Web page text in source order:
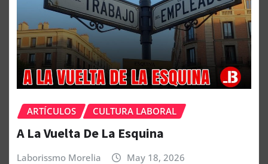
ARTÍCULOS CULTURA LABORAL
A La Vuelta De La Esquina
Laborissmo Morelia May 18, 2026